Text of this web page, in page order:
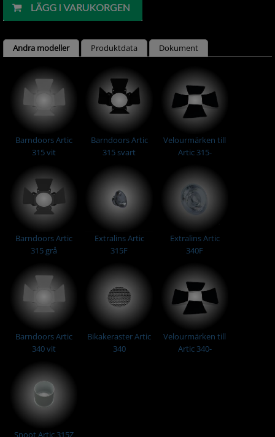
Andra modeller Produktdata Dokument
Barndoors Artic
315 vit
Barndoors Artic
315 svart
Velourmärken till
Artic 315-
Barndoors Artic
315 grå
Extralins Artic
315F
Extralins Artic
340F
Barndoors Artic
340 vit
Bikakeraster Artic
340
Velourmärken till
Artic 340-
Snoot Artic 315Z